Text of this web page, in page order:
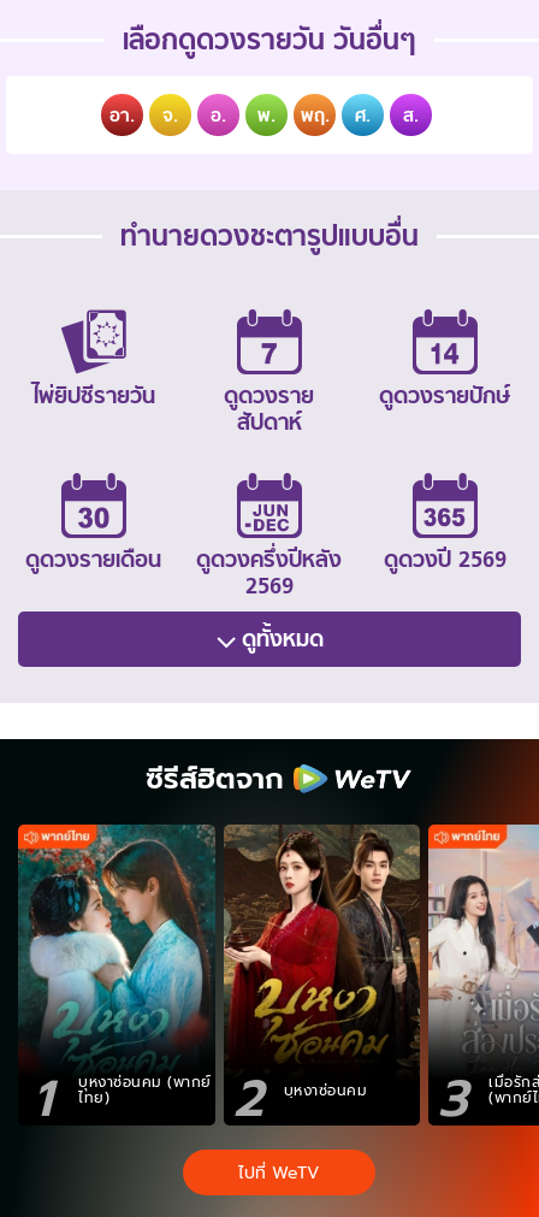
เลือกดูดวงรายวัน วันอื่นๆ
อา. จ. อ. พ. พฤ. ศ. ส.
ทำนายดวงชะตารูปแบบอื่น
ไพ่ยิปซีรายวัน
ดูดวงราย
สัปดาห์
ดูดวงรายปักษ์
ดูดวงรายเดือน
ดูดวงครึ่งปีหลัง
2569
ดูดวงปี 2569
ดูทั้งหมด
ซีรีส์ฮิตจาก
1 บุหงาซ่อนคม (พากย์
ไทย) 2 บุหงาซ่อนคม 3 เมื่อรัก
(พากย์
ไปที่ WeTV